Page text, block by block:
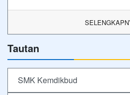
Tautan
SMK Kemdikbud